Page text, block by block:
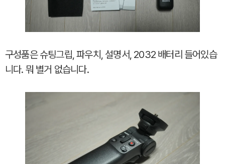
구성품은 슈팅그립, 파우치, 설명서, 2032 배터리 들어있습
니다. 뭐 별거 없습니다.